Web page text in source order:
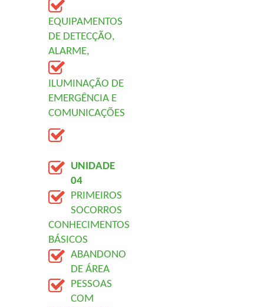
EQUIPAMENTOS
DE DETECÇÃO,
ALARME,
ILUMINAÇÃO DE
EMERGÊNCIA E
COMUNICAÇÕES
UNIDADE
04
PRIMEIROS
SOCORROS
CONHECIMENTOS
BÁSICOS
ABANDONO
DE ÁREA
PESSOAS
COM